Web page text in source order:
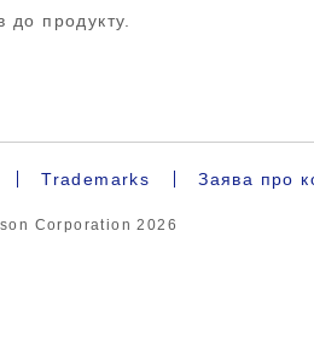
до продукту.
Trademarks Заява про
Corporation2026